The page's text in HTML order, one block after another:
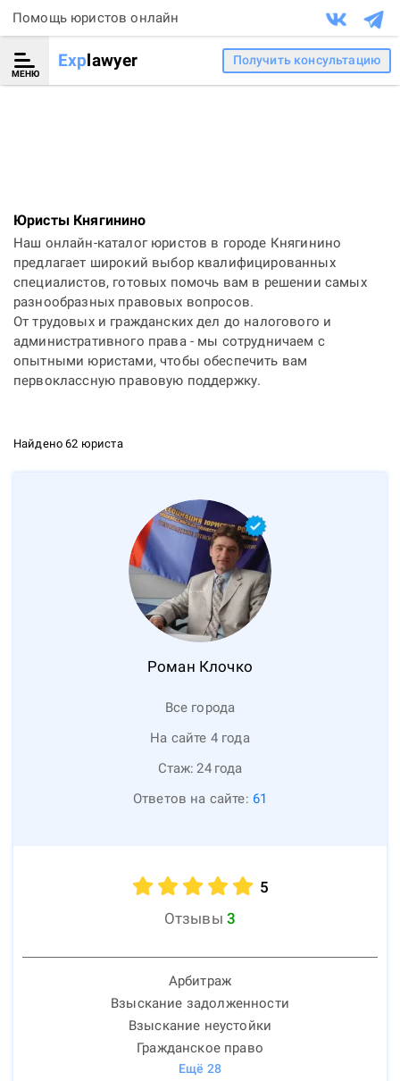
Помощь юристов онлайн
МЕНЮ
Explawyer Получить консультацию
Юристы Княгинино
Наш онлайн-каталог юристов в городе Княгинино
предлагает широкий выбор квалифицированных
специалистов, готовых помочь вам в решении самых
разнообразных правовых вопросов.
От трудовых и гражданских дел до налогового и
административного права - мы сотрудничаем с
опытными юристами, чтобы обеспечить вам
первоклассную правовую поддержку.
Найдено 62 юриста
Роман Клочко
Все города
На сайте 4 года
Стаж: 24 года
Ответов на сайте: 61
5
Отзывы 3
Арбитраж
Взыскание задолженности
Взыскание неустойки
Гражданское право
Ещё 28